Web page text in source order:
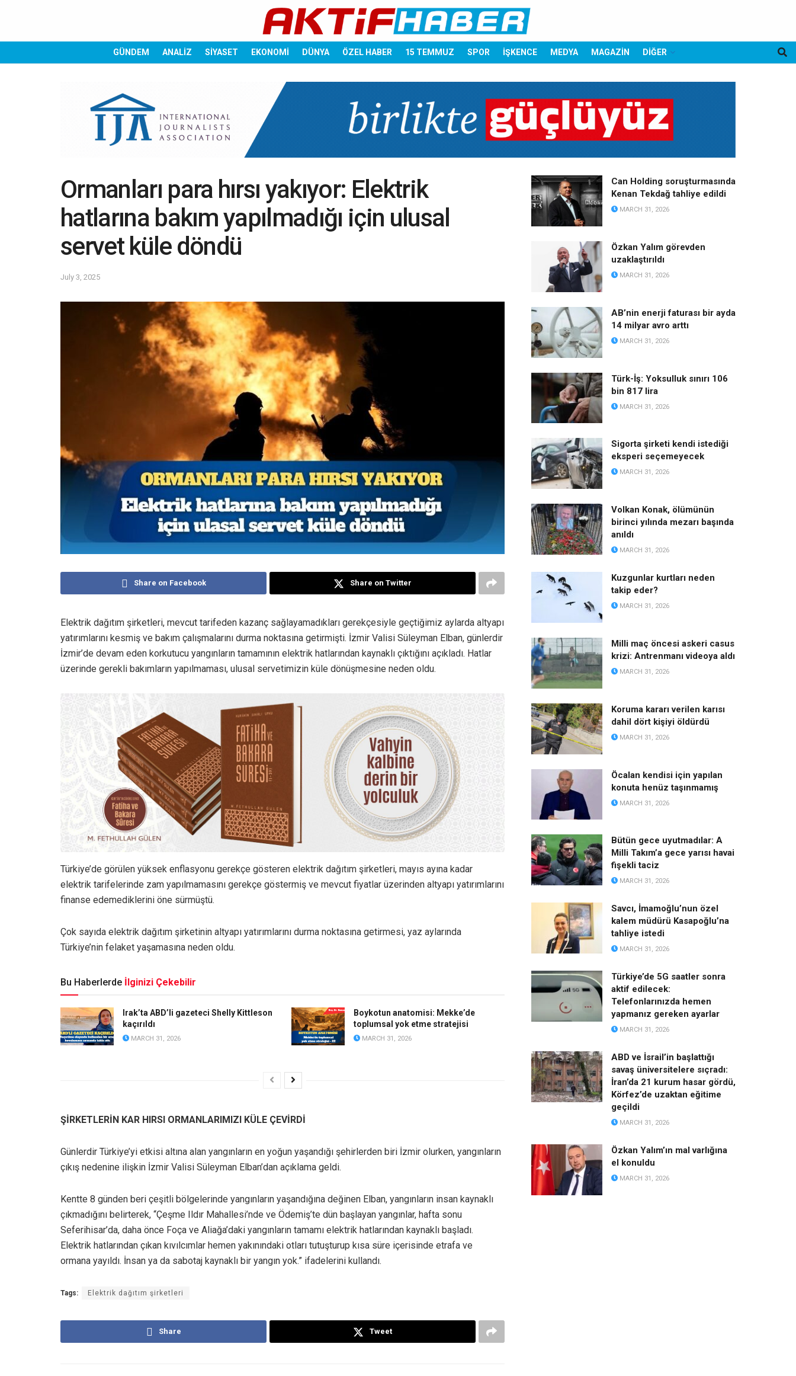
GÜNDEM ANALİZ SİYASET EKONOMİ DÜNYA ÖZEL HABER 15 TEMMUZ SPOR İŞKENCE MEDYA MAGAZİN DİĞER
Ormanları para hırsı yakıyor: Elektrik
hatlarına bakım yapılmadığı için ulusal
servet küle döndü
July 3, 2025
Share on Facebook Share on Twitter
Elektrik dağıtım şirketleri, mevcut tarifeden kazanç sağlayamadıkları gerekçesiyle geçtiğimiz aylarda altyapı
yatırımlarını kesmiş ve bakım çalışmalarını durma noktasına getirmişti. İzmir Valisi Süleyman Elban, günlerdir
İzmir’de devam eden korkutucu yangınların tamamının elektrik hatlarından kaynaklı çıktığını açıkladı. Hatlar
üzerinde gerekli bakımların yapılmaması, ulusal servetimizin küle dönüşmesine neden oldu.
Türkiye’de görülen yüksek enflasyonu gerekçe gösteren elektrik dağıtım şirketleri, mayıs ayına kadar
elektrik tarifelerinde zam yapılmamasını gerekçe göstermiş ve mevcut fiyatlar üzerinden altyapı yatırımlarını
finanse edemediklerini öne sürmüştü.
Çok sayıda elektrik dağıtım şirketinin altyapı yatırımlarını durma noktasına getirmesi, yaz aylarında
Türkiye’nin felaket yaşamasına neden oldu.
Bu Haberlerde İlginizi Çekebilir
Irak’ta ABD’li gazeteci Shelly Kittleson
kaçırıldı
MARCH 31, 2026
Boykotun anatomisi: Mekke’de
toplumsal yok etme stratejisi
MARCH 31, 2026
ŞİRKETLERİN KAR HIRSI ORMANLARIMIZI KÜLE ÇEVİRDİ
Günlerdir Türkiye’yi etkisi altına alan yangınların en yoğun yaşandığı şehirlerden biri İzmir olurken, yangınların
çıkış nedenine ilişkin İzmir Valisi Süleyman Elban’dan açıklama geldi.
Kentte 8 günden beri çeşitli bölgelerinde yangınların yaşandığına değinen Elban, yangınların insan kaynaklı
çıkmadığını belirterek, “Çeşme Ildır Mahallesi’nde ve Ödemiş’te dün başlayan yangınlar, hafta sonu
Seferihisar’da, daha önce Foça ve Aliağa’daki yangınların tamamı elektrik hatlarından kaynaklı başladı.
Elektrik hatlarından çıkan kıvılcımlar hemen yakınındaki otları tutuşturup kısa süre içerisinde etrafa ve
ormana yayıldı. İnsan ya da sabotaj kaynaklı bir yangın yok.” ifadelerini kullandı.
Tags: Elektrik dağıtım şirketleri
Share Tweet
Can Holding soruşturmasında
Kenan Tekdağ tahliye edildi
MARCH 31, 2026
Özkan Yalım görevden
uzaklaştırıldı
MARCH 31, 2026
AB’nin enerji faturası bir ayda
14 milyar avro arttı
MARCH 31, 2026
Türk-İş: Yoksulluk sınırı 106
bin 817 lira
MARCH 31, 2026
Sigorta şirketi kendi istediği
eksperi seçemeyecek
MARCH 31, 2026
Volkan Konak, ölümünün
birinci yılında mezarı başında
anıldı
MARCH 31, 2026
Kuzgunlar kurtları neden
takip eder?
MARCH 31, 2026
Milli maç öncesi askeri casus
krizi: Antrenmanı videoya aldı
MARCH 31, 2026
Koruma kararı verilen karısı
dahil dört kişiyi öldürdü
MARCH 31, 2026
Öcalan kendisi için yapılan
konuta henüz taşınmamış
MARCH 31, 2026
Bütün gece uyutmadılar: A
Milli Takım’a gece yarısı havai
fişekli taciz
MARCH 31, 2026
Savcı, İmamoğlu’nun özel
kalem müdürü Kasapoğlu’na
tahliye istedi
MARCH 31, 2026
Türkiye’de 5G saatler sonra
aktif edilecek:
Telefonlarınızda hemen
yapmanız gereken ayarlar
MARCH 31, 2026
ABD ve İsrail’in başlattığı
savaş üniversitelere sıçradı:
İran’da 21 kurum hasar gördü,
Körfez’de uzaktan eğitime
geçildi
MARCH 31, 2026
Özkan Yalım’ın mal varlığına
el konuldu
MARCH 31, 2026